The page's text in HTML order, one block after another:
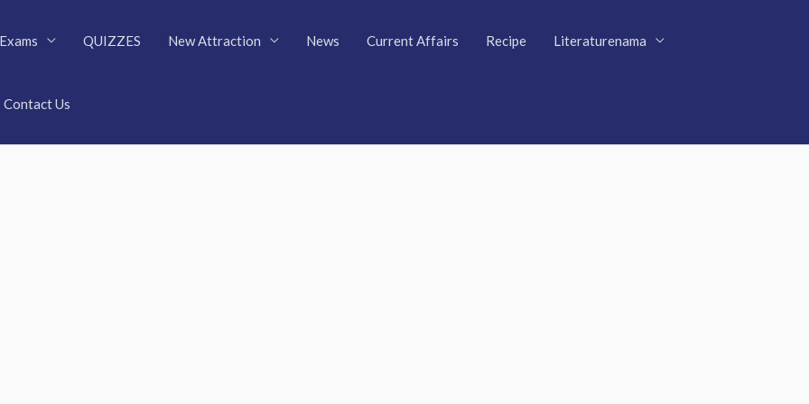
Exams QUIZZES New Attraction News Current Affairs Recipe Literaturenama
Contact Us